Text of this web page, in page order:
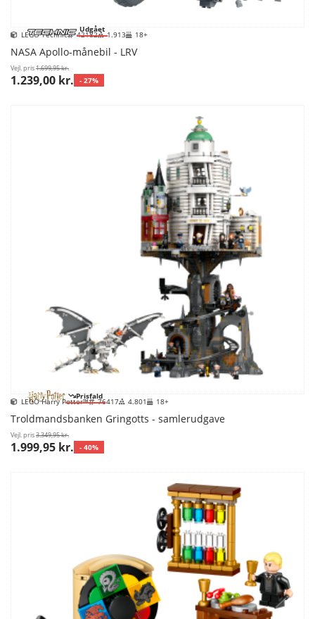
Udgået
LEGO Technic 42182 1.913 18+
NASA Apollo-månebil - LRV
Vejl. pris1.699,95 kr.
1.239,00 kr. - 27%
Prisfald
LEGO Harry Potter™ 76417 4.801 18+
Troldmandsbanken Gringotts - samlerudgave
Vejl. pris3.349,95 kr.
1.999,95 kr. - 40%